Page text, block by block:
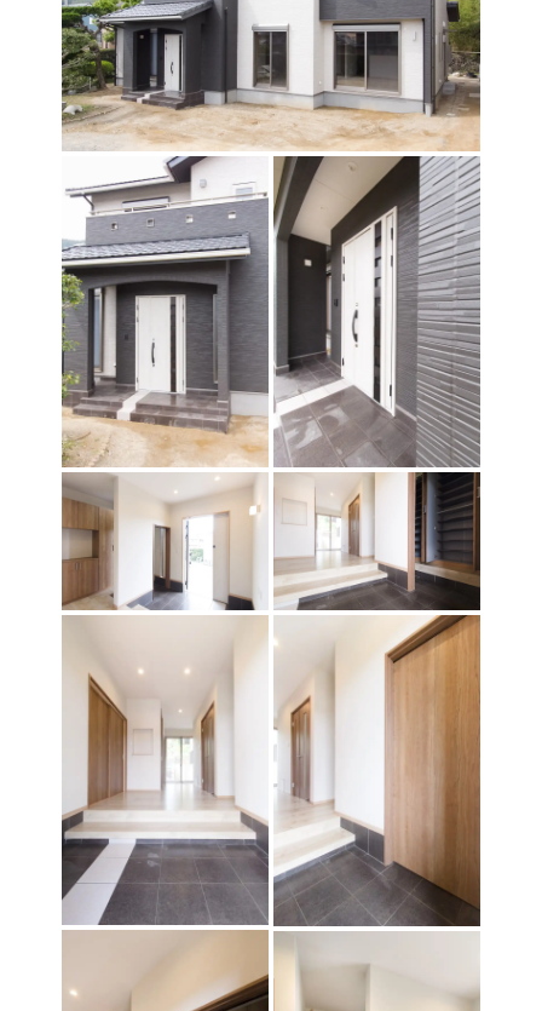
玄関から入ってすぐの南向きの真壁和室はお客様を通す
客間として設計、その窓からは庭園が見わたせ、檜材と
真新しい畳の香りが心地良い、施主様のこだわりが詰ま
ったおもてなしの空間に仕上がりました。
また、家族全員が溺愛するペットの猫のための設備も充
実させ、猫用出入り口と猫用洗面トイレ、デザイン柱に
は麻紐を巻きつけた猫爪研ぎ等を提案配置することで施
主様、猫ちゃんにも喜んで頂けました。